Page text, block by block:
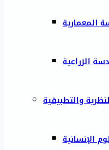
المعمارية
الزراعية
والتطبيقية
الإنسانية